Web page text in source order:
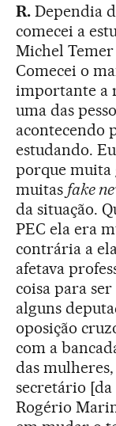
R. Dependia
comecei a
Michel
Comecei o
importante a
uma das
acontecendo
estudando.
porque muita
muitas fake
da situação.
PEC ela era
contrária a
afetava
coisa para
alguns
oposição
com a
das
secretário
Rogério